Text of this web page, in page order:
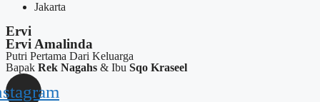
Jakarta
Ervi
Ervi Amalinda
Putri Pertama Dari Keluarga
Bapak Rek Nagahs & Ibu Sqo Kraseel